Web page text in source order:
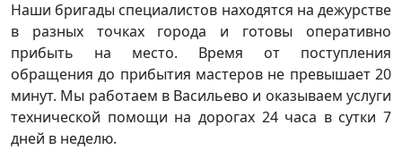
Наши бригады специалистов находятся на дежурстве
в разных точках города и готовы оперативно
прибыть на место. Время от поступления
обращения до прибытия мастеров не превышает 20
минут. Мы работаем в Васильево и оказываем услуги
технической помощи на дорогах 24 часа в сутки 7
дней в неделю.